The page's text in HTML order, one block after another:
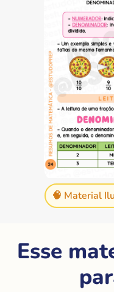
🧠 Material
Esse